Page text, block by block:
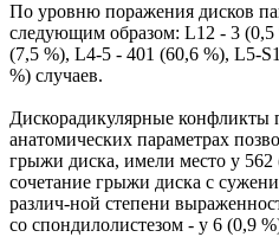
По уровню поражения дисков
следующим образом: L12 - 3
(7,5 %), L4-5 - 401 (60,6 %), L5-
%) случаев.
Дискорадикулярные конфликты
анатомических параметрах
грыжи диска, имели место у 562
сочетание грыжи диска с
различ-ной степени
со спондилолистезом - у 6 (0,9